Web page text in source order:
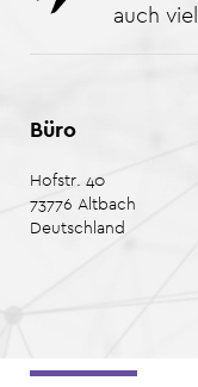
auch viel
Büro
Hofstr. 40
73776 Altbach
Deutschland